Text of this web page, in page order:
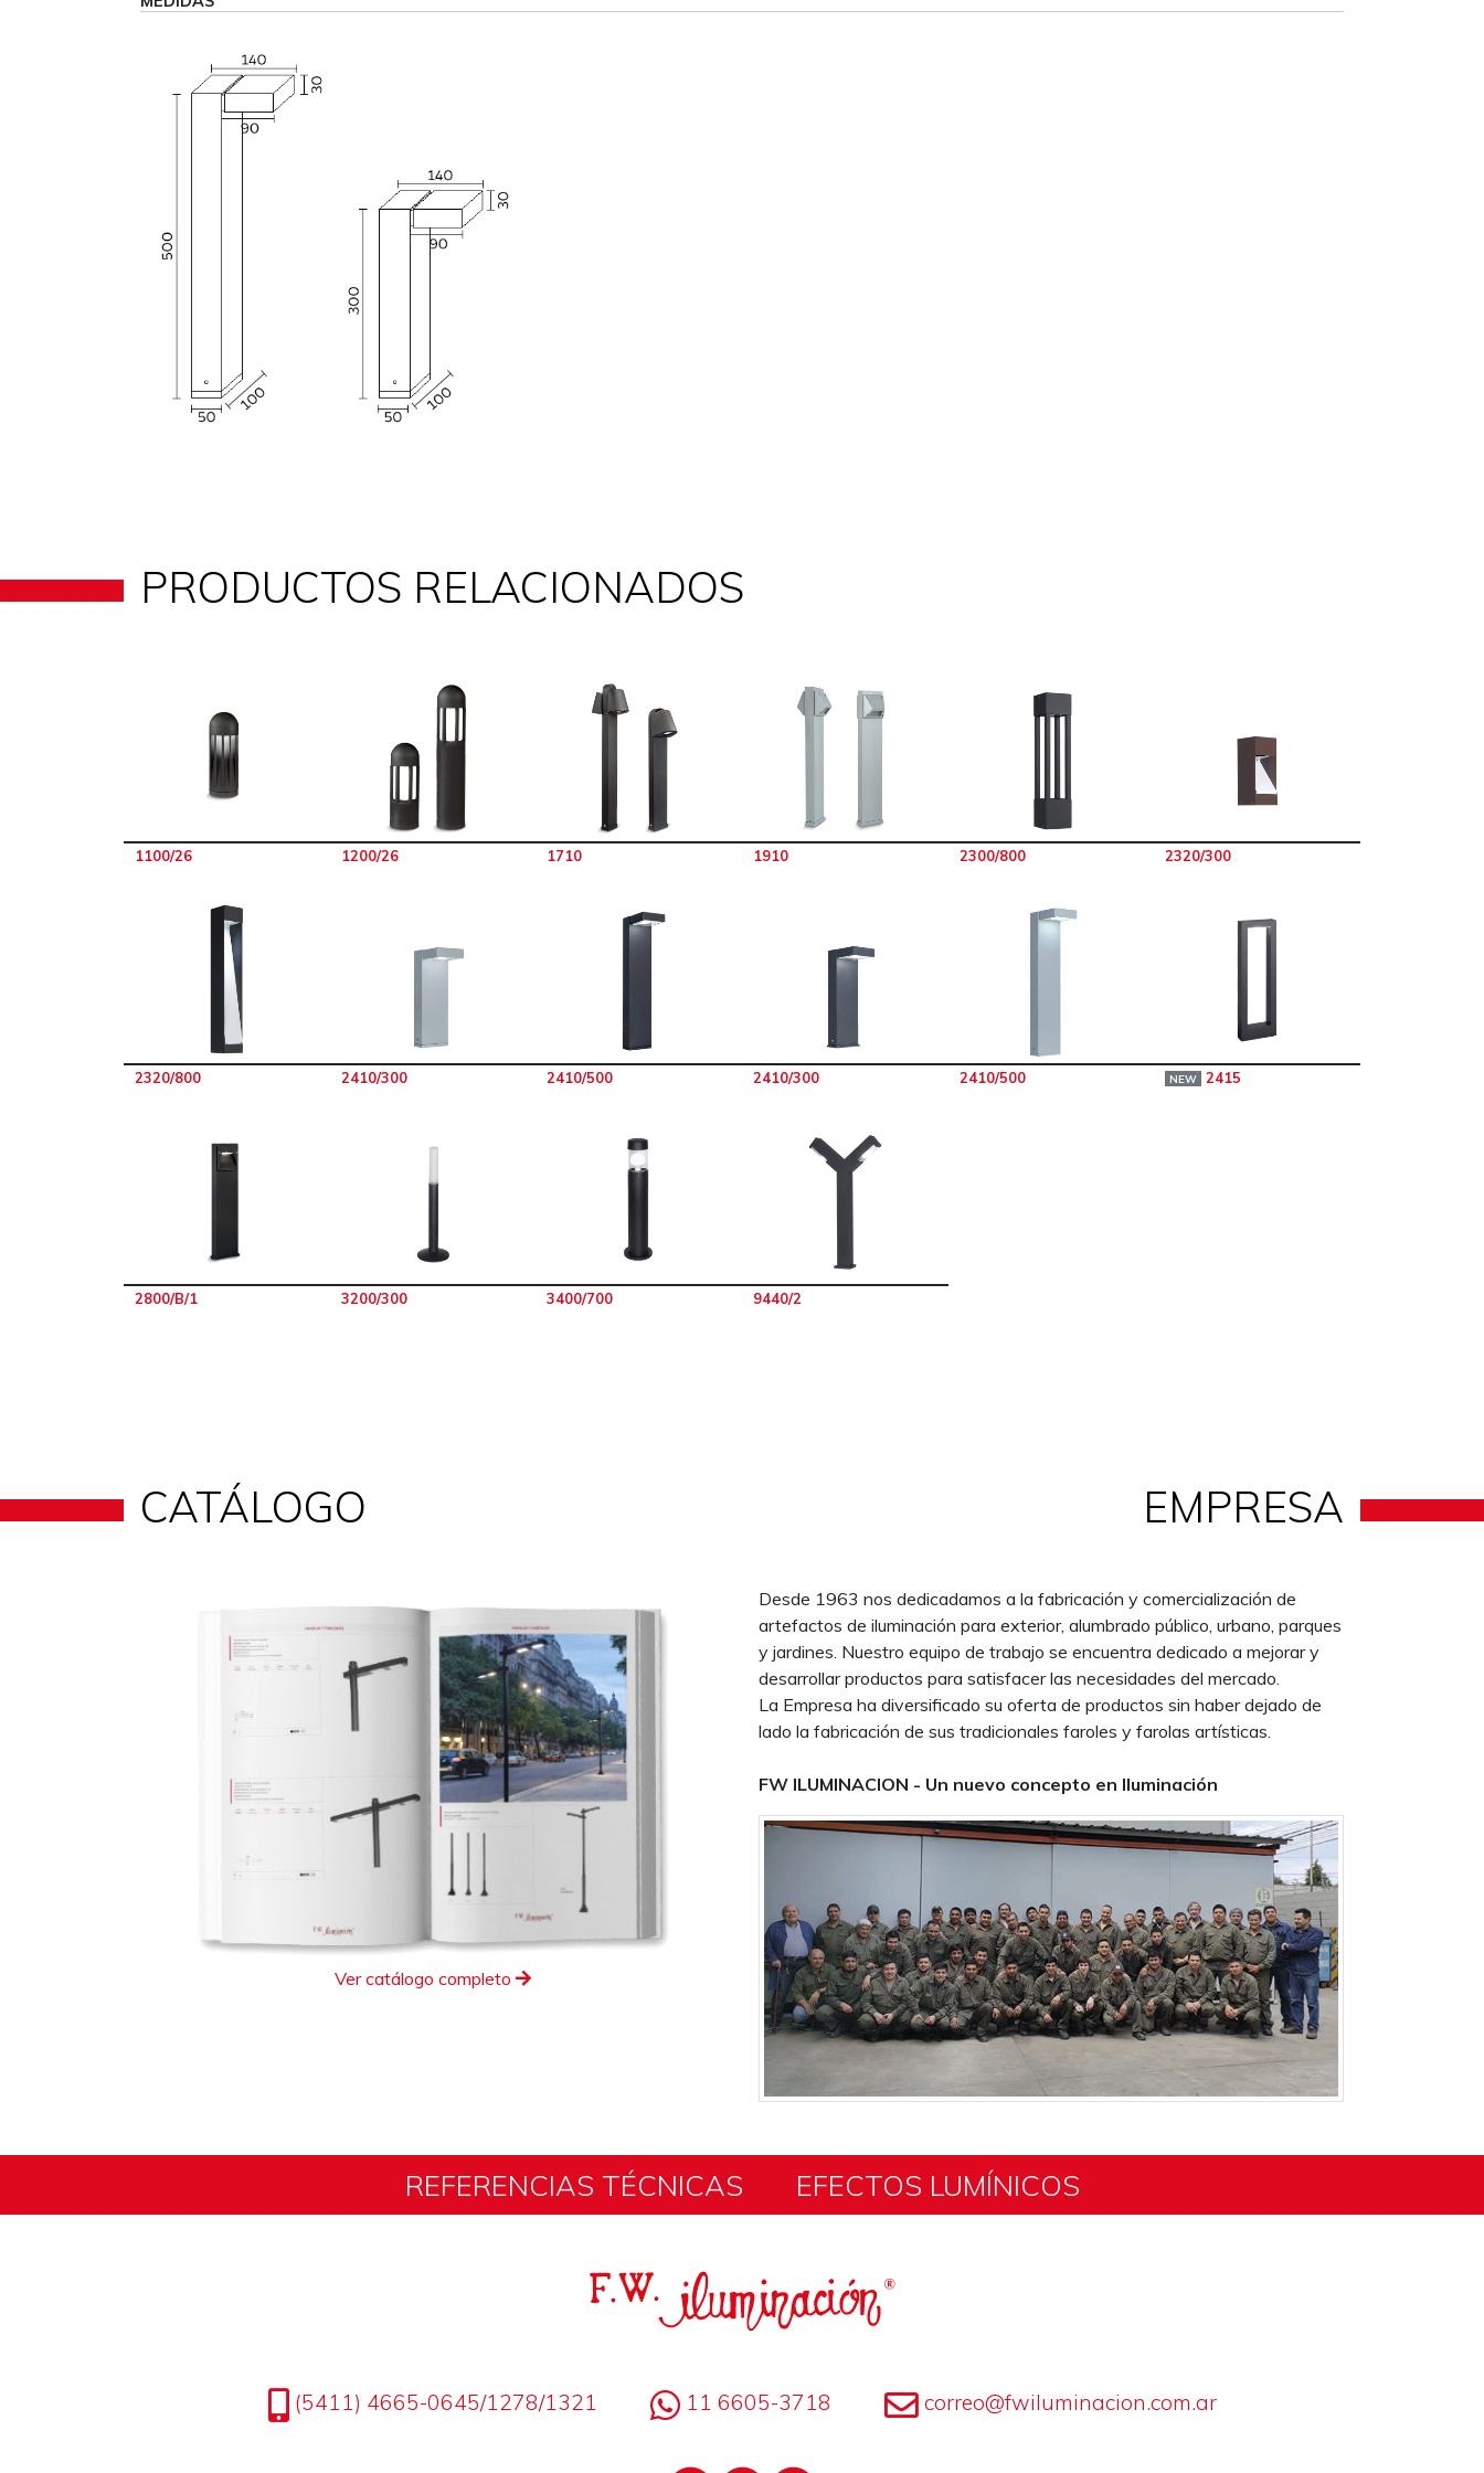
PRODUCTOS RELACIONADOS
1100/26 1200/26 1710 1910 2300/800 2320/300
2320/800 2410/300 2410/500 2410/300 2410/500 NEW 2415
2800/B/1 3200/300 3400/700 9440/2
CATÁLOGO
Ver catálogo completo
EMPRESA
Desde 1963 nos dedicadamos a la fabricación y comercialización de
artefactos de iluminación para exterior, alumbrado público, urbano, parques
y jardines. Nuestro equipo de trabajo se encuentra dedicado a mejorar y
desarrollar productos para satisfacer las necesidades del mercado.
La Empresa ha diversificado su oferta de productos sin haber dejado de
lado la fabricación de sus tradicionales faroles y farolas artísticas.
FW ILUMINACION - Un nuevo concepto en Iluminación
REFERENCIAS TÉCNICAS EFECTOS LUMÍNICOS
(5411) 4665-0645/1278/1321 11 6605-3718 correo@fwiluminacion.com.ar